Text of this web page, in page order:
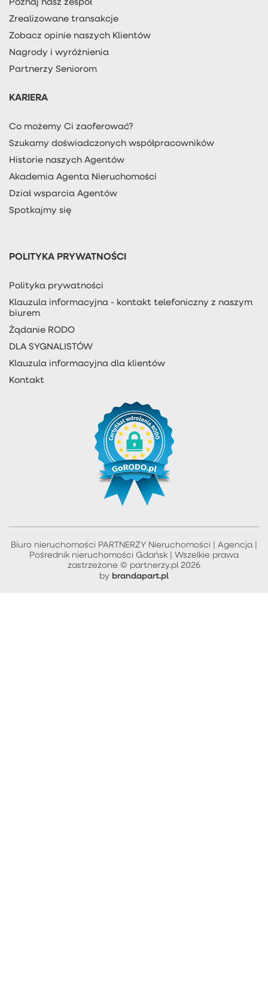
Zrealizowane transakcje
Zobacz opinie naszych Klientów
Nagrody i wyróżnienia
Partnerzy Seniorom
KARIERA
Co możemy Ci zaoferować?
Szukamy doświadczonych współpracowników
Historie naszych Agentów
Akademia Agenta Nieruchomości
Dział wsparcia Agentów
Spotkajmy się
POLITYKA PRYWATNOŚCI
Polityka prywatności
Klauzula informacyjna - kontakt telefoniczny z naszym
biurem
Żądanie RODO
DLA SYGNALISTÓW
Klauzula informacyjna dla klientów
Kontakt
Biuro nieruchomości PARTNERZY Nieruchomości | Agencja |
Pośrednik nieruchomości Gdańsk | Wszelkie prawa
zastrzeżone © partnerzy.pl 2026
by brandapart.pl